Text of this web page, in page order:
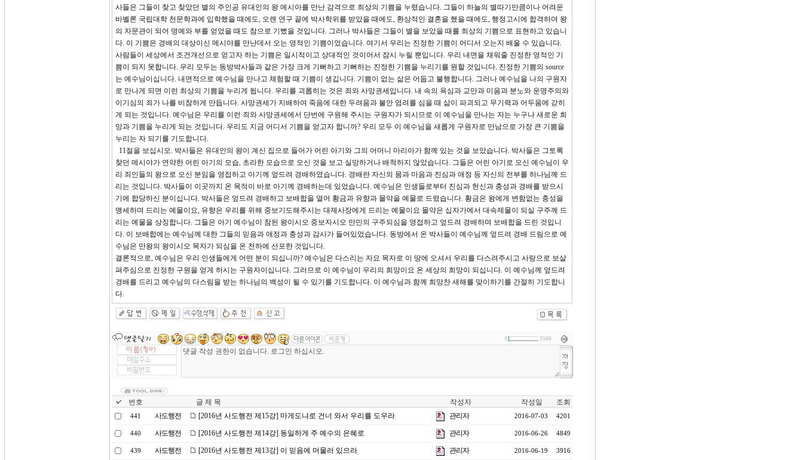
사들은 그들이 찾고 찾았던 별의 주인공 유대인의 왕 메시아를 만난 감격으로 최상의 기쁨을 누렸습니다. 그들이 하늘의 별따기만큼이나 어려운
바벨론 국립대학 천문학과에 입학했을 때에도, 오랜 연구 끝에 박사학위를 받았을 때에도, 환상적인 결혼을 했을 때에도, 행정고시에 합격하여 왕
의 자문관이 되어 명예와 부를 얻었을 때도 참으로 기뻤을 것입니다. 그러나 박사들은 그들이 별을 보았을 때를 최상의 기쁨으로 표현하고 있습니
다. 이 기쁨은 경배의 대상이신 메시야를 만난데서 오는 영적인 기쁨이었습니다. 여기서 우리는 진정한 기쁨이 어디서 오는지 배울 수 있습니다.
사람들이 세상에서 조건개선으로 얻고자 하는 기쁨은 일시적이고 상대적인 것이어서 잠시 누릴 뿐입니다. 우리 내면을 채워줄 진정한 영적인 기
쁨이 되지 못합니다. 우리 모두는 동방박사들과 같은 가장 크게 기뻐하고 기뻐하는 진정한 기쁨을 누리기를 원할 것입니다. 진정한 기쁨의 source
는 예수님이십니다. 내면적으로 예수님을 만나고 체험할 때 기쁨이 생깁니다. 기쁨이 없는 삶은 어둡고 불행합니다. 그러나 예수님을 나의 구원자
로 만나게 되면 이런 최상의 기쁨을 누리게 됩니다. 우리를 괴롭히는 것은 죄와 사망권세입니다. 내 속의 욕심과 교만과 미움과 분노와 운명주의와
이기심의 죄가 나를 비참하게 만듭니다. 사망권세가 지배하여 죽음에 대한 두려움과 불안 염려를 심을 때 삶이 파괴되고 무기력과 어두움에 갇히
게 되는 것입니다. 예수님은 우리를 이런 죄와 사망권세에서 단번에 구원해 주시는 구원자가 되시므로 이 예수님을 만나는 자는 누구나 새로운 희
망과 기쁨을 누리게 되는 것입니다. 우리도 지금 어디서 기쁨을 얻고자 합니까? 우리 모두 이 예수님을 새롭게 구원자로 만남으로 가장 큰 기쁨을
누리는 자 되기를 기도합니다.
11절을 보십시오. 박사들은 유대인의 왕이 계신 집으로 들어가 어린 아기와 그의 어머니 마리아가 함께 있는 것을 보았습니다. 박사들은 그토록
찾던 메시야가 연약한 어린 아기의 모습, 초라한 모습으로 오신 것을 보고 실망하거나 배척하지 않았습니다. 그들은 어린 아기로 오신 예수님이 우
리 죄인들의 왕으로 오신 분임을 영접하고 아기께 엎드려 경배하였습니다. 경배란 자신의 몸과 마음과 진심과 애정 등 자신의 전부를 하나님께 드
리는 것입니다. 박사들이 이곳까지 온 목적이 바로 아기께 경배하는데 있었습니다. 예수님은 인생들로부터 진심과 헌신과 충성과 경배를 받으시
기에 합당하신 분이십니다. 박사들은 엎드려 경배하고 보배합을 열어 황금과 유향과 몰약을 예물로 드렸습니다. 황금은 왕에게 변함없는 충성을
맹세하며 드리는 예물이요, 유향은 우리를 위해 중보기도해주시는 대제사장에게 드리는 예물이요 몰약은 십자가에서 대속제물이 되실 구주께 드
리는 예물을 상징합니다. 그들은 아기 예수님이 참된 왕이시오 중보자시오 만민의 구주되심을 영접하고 엎드려 경배하며 보배합을 드린 것입니
다. 이 보배합에는 예수님께 대한 그들의 믿음과 애정과 충성과 감사가 들어있었습니다. 동방에서 온 박사들이 예수님께 엎드려 경배 드림으로 예
수님은 만왕의 왕이시오 목자가 되심을 온 천하에 선포한 것입니다.
결론적으로, 예수님은 우리 인생들에게 어떤 분이 되십니까? 예수님은 다스리는 자요 목자로 이 땅에 오셔서 우리를 다스려주시고 사랑으로 보살
펴주심으로 진정한 구원을 얻게 하시는 구원자이십니다. 그러므로 이 예수님이 우리의 희망이요 온 세상의 희망이 되십니다. 이 예수님께 엎드려
경배를 드리고 예수님의 다스림을 받는 하나님의 백성이 될 수 있기를 기도합니다. 이 예수님과 함께 희망찬 새해를 맞이하기를 간절히 기도합니
다.
0 3500
번호 글 제 목 작성자 작성일 조회
441 사도행전 [2016년 사도행전 제15강] 마게도냐로 건너 와서 우리를 도우라 관리자 2016-07-03 4201
440 사도행전 [2016년 사도행전 제14강] 동일하게 주 예수의 은혜로 관리자 2016-06-26 4849
439 사도행전 [2016년 사도행전 제13강] 이 믿음에 머물러 있으라 관리자 2016-06-19 3916